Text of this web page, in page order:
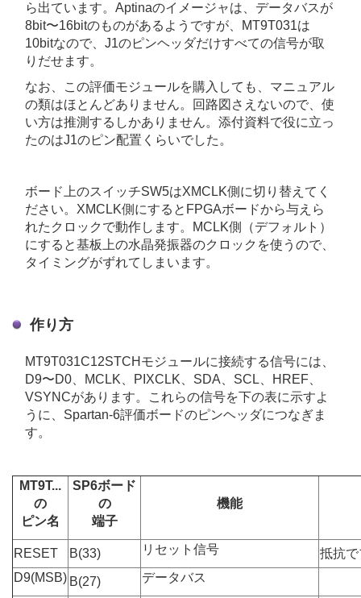
ら出ています。Aptinaのイメージャは、データバスが
8bit〜16bitのものがあるようですが、MT9T031は
10bitなので、J1のピンヘッダだけすべての信号が取
りだせます。
なお、この評価モジュールを購入しても、マニュアル
の類はほとんどありません。回路図さえないので、使
い方は推測するしかありません。添付資料で役に立っ
たのはJ1のピン配置くらいでした。
ボード上のスイッチSW5はXMCLK側に切り替えてく
ださい。XMCLK側にするとFPGAボードから与えら
れたクロックで動作します。MCLK側（デフォルト）
にすると基板上の水晶発振器のクロックを使うので、
タイミングがずれてしまいます。
作り方
MT9T031C12STCHモジュールに接続する信号には、
D9〜D0、MCLK、PIXCLK、SDA、SCL、HREF、
VSYNCがあります。これらの信号を下の表に示すよ
うに、Spartan-6評価ボードのピンヘッダにつなぎま
す。
MT9T...
の
ピン名
SP6ボード
の
端子
機能
RESET B(33) リセット信号
抵抗
D9(MSB) B(27) データバス